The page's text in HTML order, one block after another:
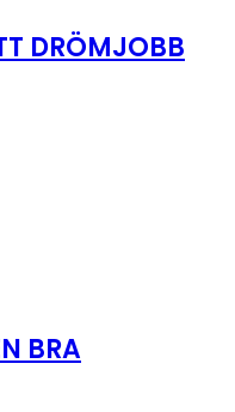
DRÖMJOBB
BRA